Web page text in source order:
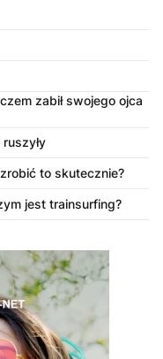
zabił swojego ojca
to skutecznie?
jest trainsurfing?